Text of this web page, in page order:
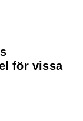
för vissa